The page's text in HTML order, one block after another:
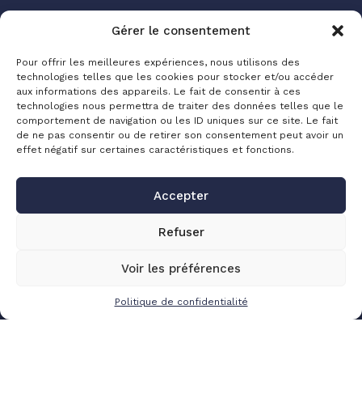
Gérer le consentement
Pour offrir les meilleures expériences, nous utilisons des
technologies telles que les cookies pour stocker et/ou accéder
aux informations des appareils. Le fait de consentir à ces
technologies nous permettra de traiter des données telles que le
comportement de navigation ou les ID uniques sur ce site. Le fait
de ne pas consentir ou de retirer son consentement peut avoir un
effet négatif sur certaines caractéristiques et fonctions.
Accepter
Refuser
Voir les préférences
Politique de confidentialité
SUIVEZ NOTRE ACTUALITÉ
Exxotest®
NEWSLETTER
Politique de confidentialité